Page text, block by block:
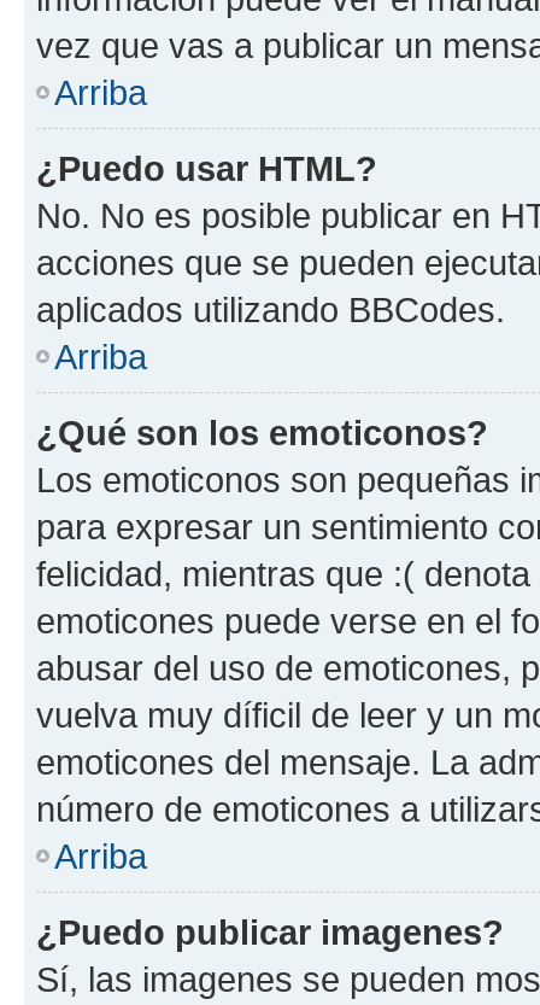
vez que vas a publicar un
Arriba
¿Puedo usar HTML?
No. No es posible publicar en
acciones que se pueden
aplicados utilizando BBCodes.
Arriba
¿Qué son los emoticonos?
Los emoticonos son pequeñas
para expresar un sentimiento
felicidad, mientras que :(
emoticones puede verse en el
abusar del uso de emoticones,
vuelva muy díficil de leer y un
emoticones del mensaje. La
número de emoticones a
Arriba
¿Puedo publicar imagenes?
Sí, las imagenes se pueden